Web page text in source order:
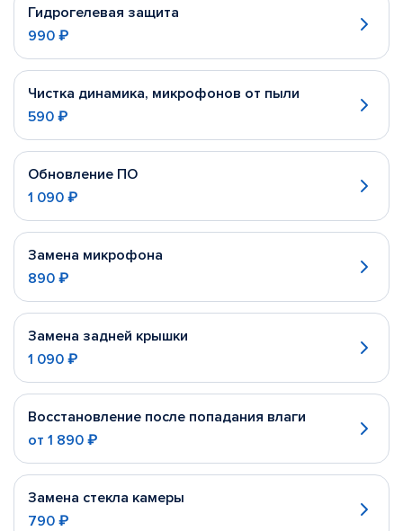
Гидрогелевая защита
990 ₽
Чистка динамика, микрофонов от пыли
590 ₽
Обновление ПО
1 090 ₽
Замена микрофона
890 ₽
Замена задней крышки
1 090 ₽
Восстановление после попадания влаги
от 1 890 ₽
Замена стекла камеры
790 ₽